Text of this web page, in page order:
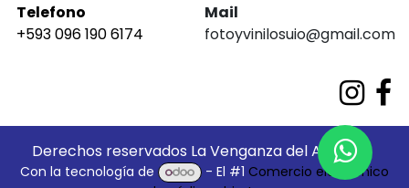
Telefono
+593 096 190 6174
Mail
fotoyvinilosuio@gmail.com
Derechos reservados La Venganza del Análogo
Con la tecnología de - El #1Comercio electrónico